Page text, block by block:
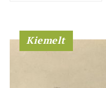
Kiemelt